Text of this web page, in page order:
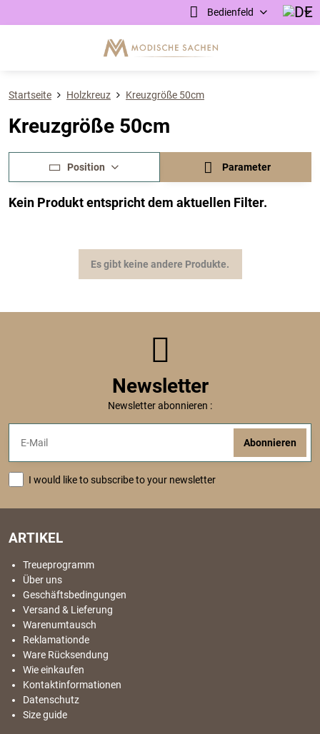
Bedienfeld
Startseite Holzkreuz Kreuzgröße 50cm
Kreuzgröße 50cm
Position Parameter
Es gibt keine andere Produkte.
Newsletter
Newsletter abonnieren :
Abonnieren
I would like to subscribe to your newsletter
ARTIKEL
Treueprogramm
Über uns
Geschäftsbedingungen
Versand & Lieferung
Warenumtausch
Reklamationde
Ware Rücksendung
Wie einkaufen
Kontaktinformationen
Datenschutz
Size guide